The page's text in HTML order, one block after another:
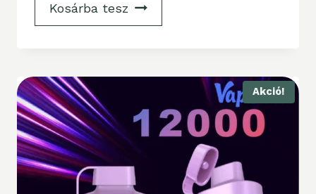
Kosárba tesz
Akció!